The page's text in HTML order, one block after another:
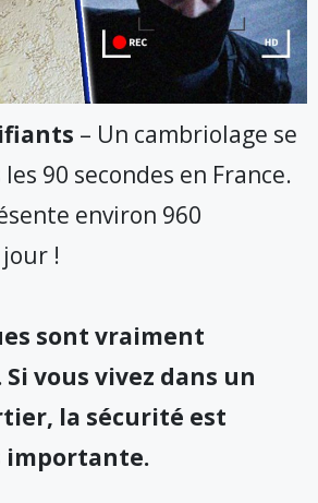
– Un cambriolage se
90 secondes en France.
environ 960
!
sont vraiment
vous vivez dans un
la sécurité est
importante.